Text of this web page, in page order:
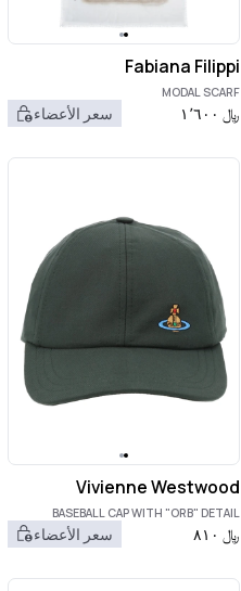
Fabiana Filippi
MODAL SCARF
﷼ ١٬٦٠٠ سعر الأعضاء
Vivienne Westwood
BASEBALL CAP WITH "ORB" DETAIL
﷼ ٨١٠ سعر الأعضاء